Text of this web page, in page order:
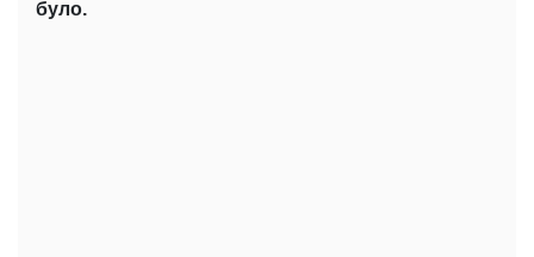
було.